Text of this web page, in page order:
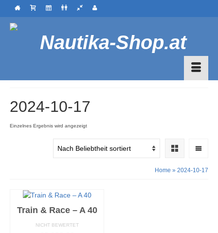
2024-10-17
Einzelnes Ergebnis wird angezeigt
Home » 2024-10-17
Train & Race – A 40
NICHT BEWERTET